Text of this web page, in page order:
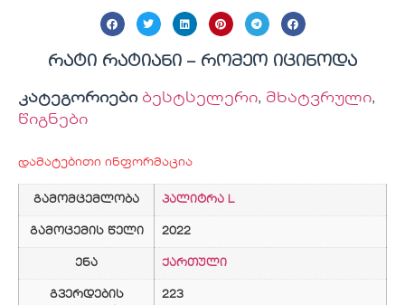
რატი რატიანი – რომეო იცინოდა
კატეგორიები ბესტსელერი, მხატვრული,
წიგნები
დამატებითი ინფორმაცია
გამომცემლობა პალიტრა L
გამოცემის წელი 2022
ენა ქართული
გვერდების
223